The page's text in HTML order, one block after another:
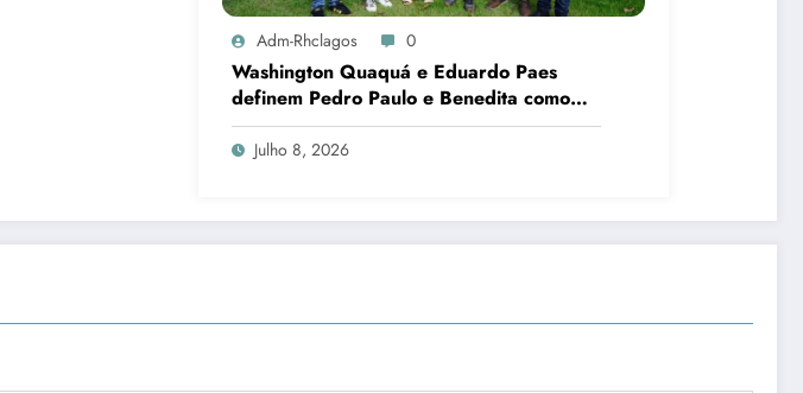
Adm-Rhclagos 0
Washington Quaquá e Eduardo Paes
definem Pedro Paulo e Benedita como
candidatos ao Senado no Rio
Julho 8, 2026